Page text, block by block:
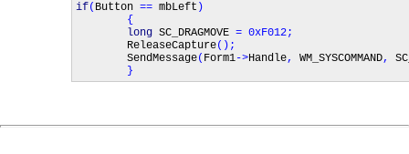
if( Button == mbLeft )
{
long SC_DRAGMOVE = 0xF012;
ReleaseCapture();
SendMessage( Form1->Handle, WM_SYSCOMMAND,